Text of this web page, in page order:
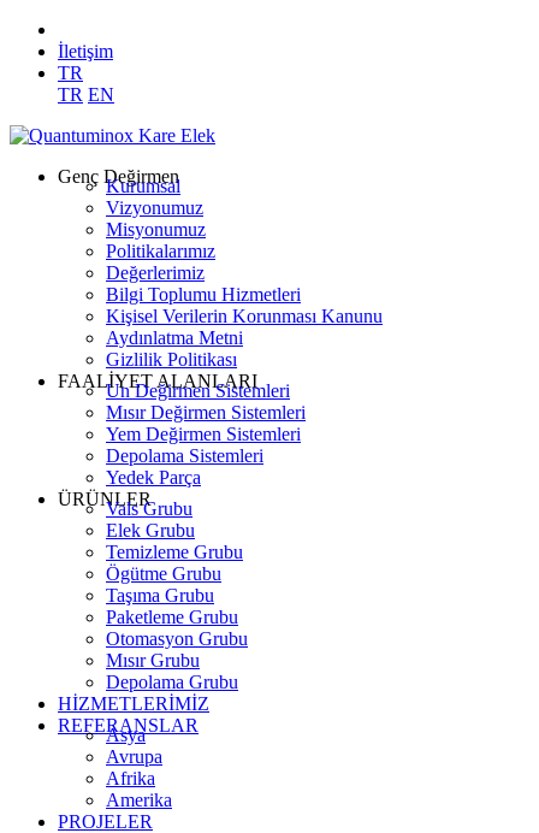
İletişim
TR
TR EN
Genç Değirmen
Kurumsal
Vizyonumuz
Misyonumuz
Politikalarımız
Değerlerimiz
Bilgi Toplumu Hizmetleri
Kişisel Verilerin Korunması Kanunu
Aydınlatma Metni
Gizlilik Politikası
FAALİYET ALANLARI
Un Değirmen Sistemleri
Mısır Değirmen Sistemleri
Yem Değirmen Sistemleri
Depolama Sistemleri
Yedek Parça
ÜRÜNLER
Vals Grubu
Elek Grubu
Temizleme Grubu
Ögütme Grubu
Taşıma Grubu
Paketleme Grubu
Otomasyon Grubu
Mısır Grubu
Depolama Grubu
HİZMETLERİMİZ
REFERANSLAR
Asya
Avrupa
Afrika
Amerika
PROJELER